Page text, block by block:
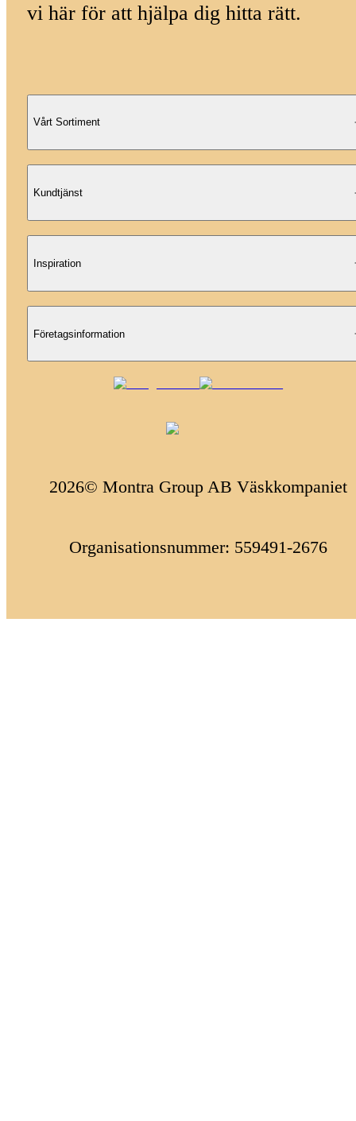
vi här för att hjälpa dig hitta rätt.
Vårt Sortiment
Kundtjänst
Inspiration
Företagsinformation
2026© Montra Group AB Väskkompaniet
Organisationsnummer: 559491-2676